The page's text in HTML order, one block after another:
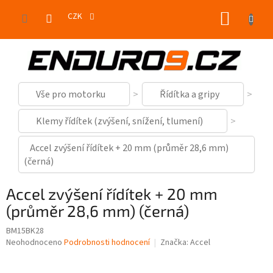
CZK
Vše pro motorku
Řídítka a gripy
Klemy řídítek (zvýšení, snížení, tlumení)
Accel zvýšení řídítek + 20 mm (průměr 28,6 mm)
(černá)
Accel zvýšení řídítek + 20 mm
(průměr 28,6 mm) (černá)
BM15BK28
Průměrné
Neohodnoceno Podrobnosti hodnocení Značka: Accel